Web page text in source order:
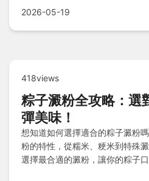
2026-05-19
418views
粽子澱粉全攻略：選
彈美味！
想知道如何選擇適合的粽子澱粉
粉的特性，從糯米、粳米到特殊
選擇最合適的澱粉，讓你的粽子